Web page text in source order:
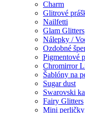
Charm
Glitrové
Nailfetti
Glam Glitters
Nálepky /
Ozdobné
Pigmentové
Chromirror
Šablóny na
Sugar dust
Swarovski
Fairy Glitters
Mini perličky